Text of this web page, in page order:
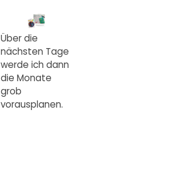
Über die
nächsten Tage
werde ich dann
die Monate
grob
vorausplanen.